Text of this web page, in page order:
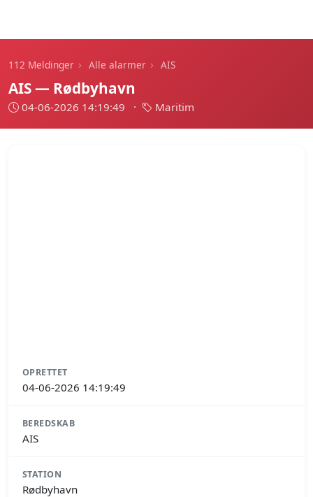
112 Meldinger › Alle alarmer › AIS
AIS — Rødbyhavn
04-06-2026 14:19:49 · Maritim
OPRETTET
04-06-2026 14:19:49
BEREDSKAB
AIS
STATION
Rødbyhavn